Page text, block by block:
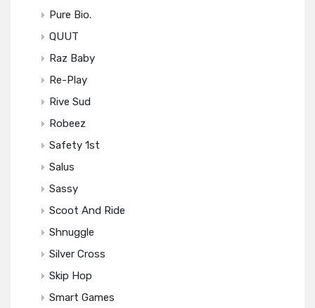
Pure Bio.
QUUT
Raz Baby
Re-Play
Rive Sud
Robeez
Safety 1st
Salus
Sassy
Scoot And Ride
Shnuggle
Silver Cross
Skip Hop
Smart Games